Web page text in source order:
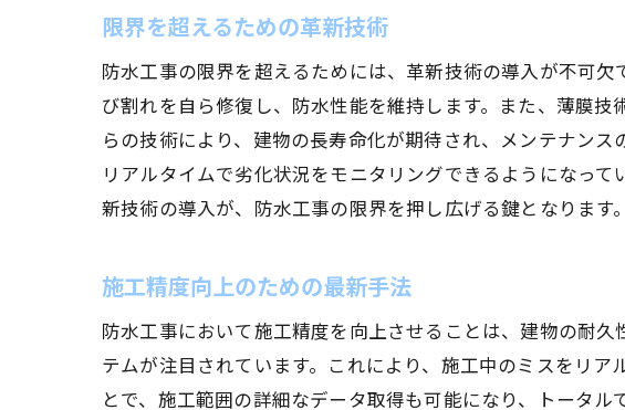
施
薄
建
気候
高性
長期
耐用
限界を超えるための革新技術
防水工事の限界を超えるためには、革新技術の導入が不可
び割れを自ら修復し、防水性能を維持します。また、薄膜
らの技術により、建物の長寿命化が期待され、メンテナン
リアルタイムで劣化状況をモニタリングできるようになっ
新技術の導入が、防水工事の限界を押し広げる鍵となります。
施工精度向上のための最新手法
防水工事において施工精度を向上させることは、建物の耐
テムが注目されています。これにより、施工中のミスをリ
とで、施工範囲の詳細なデータ取得も可能になり、トータ